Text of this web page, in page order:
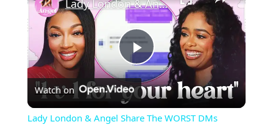
Play
Video
Lady London & Angel Share The WORST DMs They’ve Received
Watch on
Lady London & Angel Share The WORST DMs